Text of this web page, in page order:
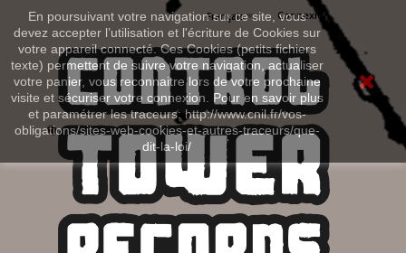
En poursuivant votre navigation sur ce site, vous
devez accepter l’utilisation et l'écriture de Cookies sur
votre appareil connecté. Ces Cookies (petits fichiers
texte) permettent de suivre votre navigation, actualiser
votre panier, vous reconnaitre lors de votre prochaine
visite et sécuriser votre connexion. Pour en savoir plus
et paramétrer les traceurs: http://www.cnil.fr/vos-
obligations/sites-web-cookies-et-autres-traceurs/que-
dit-la-loi/
Connexion
Français